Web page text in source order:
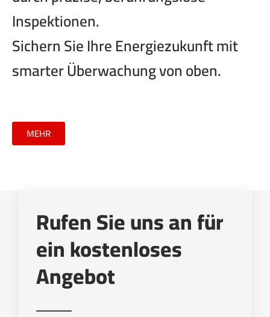
Inspektionen.
Sichern Sie Ihre Energiezukunft mit
smarter Überwachung von oben.
MEHR
Rufen Sie uns an für
ein kostenloses
Angebot